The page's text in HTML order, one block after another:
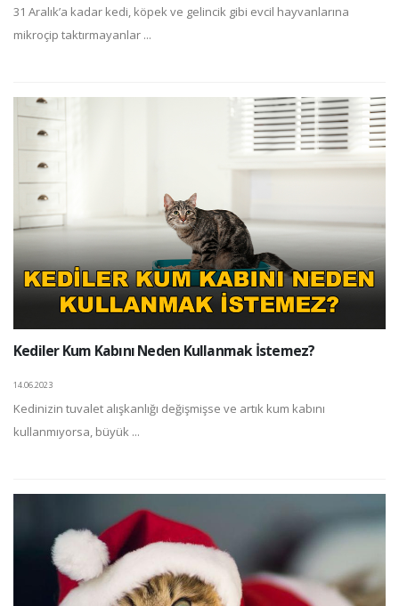
31 Aralık’a kadar kedi, köpek ve gelincik gibi evcil hayvanlarına
mikroçip taktırmayanlar ...
Kediler Kum Kabını Neden Kullanmak İstemez?
14.06.2023
Kedinizin tuvalet alışkanlığı değişmişse ve artık kum kabını
kullanmıyorsa, büyük ...